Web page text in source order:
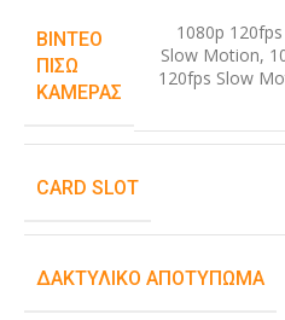
ΒΊΝΤΕΟ
ΠΊΣΩ
ΚΆΜΕΡΑΣ
1080p
Slow Motion,
120fps Slow
CARD SLOT
ΔΑΚΤΥΛΙΚΌ ΑΠΟΤΎΠΩΜΑ